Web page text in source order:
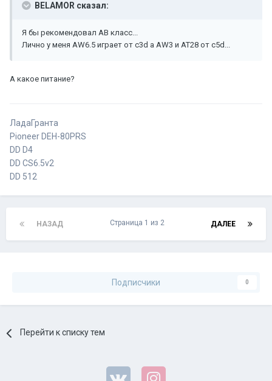
BELAMOR сказал:
Я бы рекомендовал AB класс...
Лично у меня AW6.5 играет от c3d а AW3 и AT28 от c5d...
А какое питание?
ЛадаГранта
Pioneer DEH-80PRS
DD D4
DD CS6.5v2
DD 512
НАЗАД ДАЛЕЕ
Страница 1 из 2
Подписчики 0
Перейти к списку тем